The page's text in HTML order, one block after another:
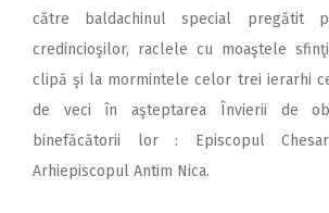
către baldachinul special pregătit
credincioşilor, raclele cu moaştele
clipă şi la mormintele celor trei ierarhi
de veci în aşteptarea Învierii de
binefăcătorii lor : Episcopul
Arhiepiscopul Antim Nica.